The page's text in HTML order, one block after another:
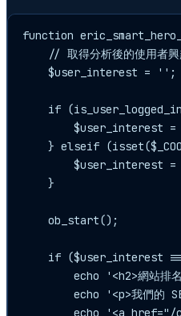
function
// 取得分析後的使用者
    $user_interest = '';
if
$user_interest
} elseif
$user_interest
    }
    ob_start();
if ($user_interest
echo '<h2>網站排
echo '<p>我們的
echo '<a href="/